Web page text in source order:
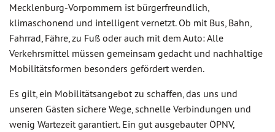
Mecklenburg-Vorpommern ist bürgerfreundlich,
klimaschonend und intelligent vernetzt. Ob mit Bus, Bahn,
Fahrrad, Fähre, zu Fuß oder auch mit dem Auto: Alle
Verkehrsmittel müssen gemeinsam gedacht und nachhaltige
Mobilitätsformen besonders gefördert werden.
Es gilt, ein Mobilitätsangebot zu schaffen, das uns und
unseren Gästen sichere Wege, schnelle Verbindungen und
wenig Wartezeit garantiert. Ein gut ausgebauter ÖPNV,